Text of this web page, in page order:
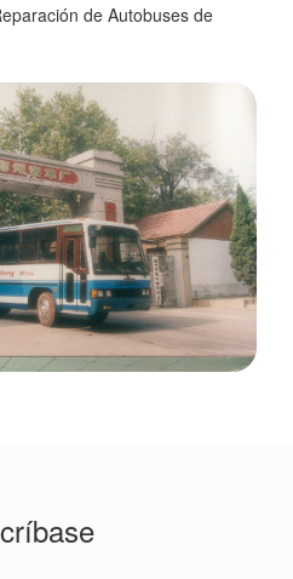
de Autobuses de